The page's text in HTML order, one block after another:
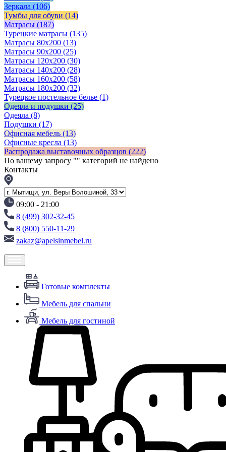
Зеркала (106)
Тумбы для обуви (14)
Матрасы (187)
Турецкие матрасы (135)
Матрасы 80x200 (13)
Матрасы 90х200 (25)
Матрасы 120х200 (30)
Матрасы 140х200 (28)
Матрасы 160х200 (58)
Матрасы 180х200 (32)
Турецкое постельное белье (1)
Одеяла и подушки (25)
Одеяла (8)
Подушки (17)
Офисная мебель (13)
Офисные кресла (13)
Распродажа выставочных образцов (222)
По вашему запросу "" категорий не найдено
Контакты
09:00 - 21:00
8 (499) 302-32-45
8 (800) 550-11-29
zakaz@apelsinmebel.ru
Готовые комплекты
Мебель для спальни
Мебель для гостиной